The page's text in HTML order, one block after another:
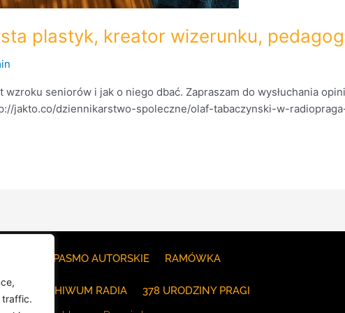
traffic.
plastyk, kreator wizerunku,
wzroku seniorów i jak o niego dbać. Zapraszam do wysłuchania
jakto.co/dziennikarstwo-spoleczne/olaf-tabaczynski-w-
PASMO AUTORSKIE RAMÓWKA
ARCHIWUM RADIA
378 URODZINY PRAGI